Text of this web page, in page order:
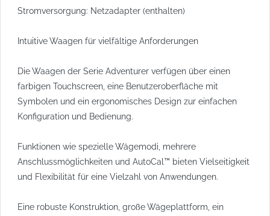
Stromversorgung: Netzadapter (enthalten)
Intuitive Waagen für vielfältige Anforderungen
Die Waagen der Serie Adventurer verfügen über einen
farbigen Touchscreen, eine Benutzeroberfläche mit
Symbolen und ein ergonomisches Design zur einfachen
Konfiguration und Bedienung.
Funktionen wie spezielle Wägemodi, mehrere
Anschlussmöglichkeiten und AutoCal™ bieten Vielseitigkeit
und Flexibilität für eine Vielzahl von Anwendungen.
Eine robuste Konstruktion, große Wägeplattform, ein